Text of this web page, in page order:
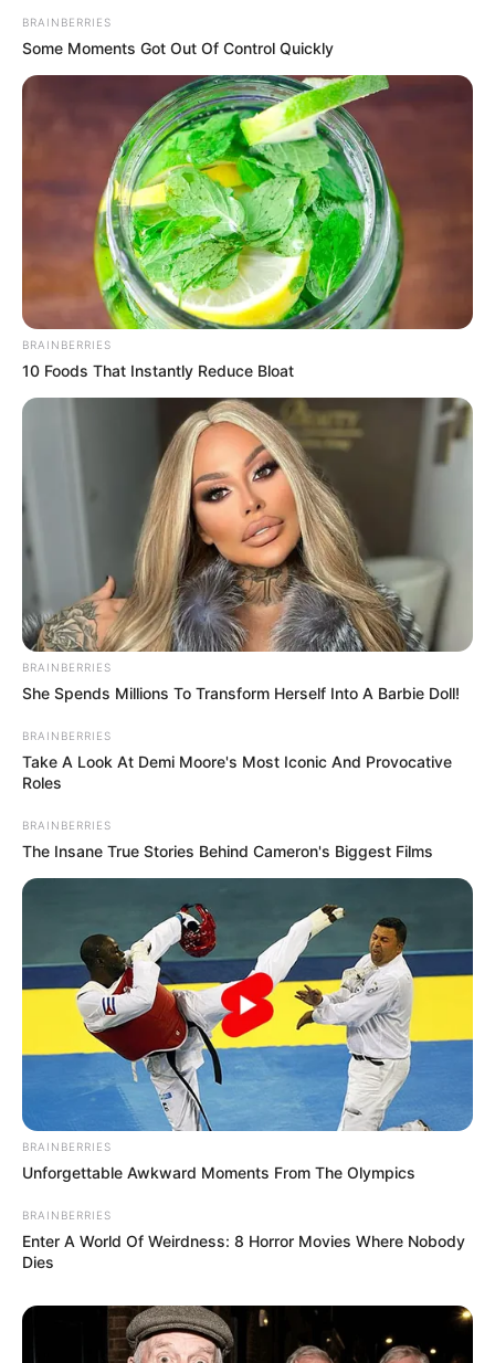
BRAINBERRIES
Some Moments Got Out Of Control Quickly
BRAINBERRIES
10 Foods That Instantly Reduce Bloat
BRAINBERRIES
She Spends Millions To Transform Herself Into A Barbie Doll!
BRAINBERRIES
Take A Look At Demi Moore's Most Iconic And Provocative
Roles
BRAINBERRIES
The Insane True Stories Behind Cameron's Biggest Films
BRAINBERRIES
Unforgettable Awkward Moments From The Olympics
BRAINBERRIES
Enter A World Of Weirdness: 8 Horror Movies Where Nobody
Dies